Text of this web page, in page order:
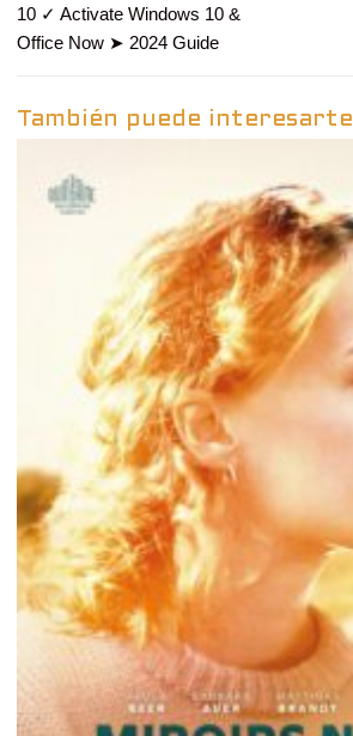
entradas
anterior:
10 ✓ Activate Windows 10 &
Office Now ➤ 2024 Guide
También puede interesarte